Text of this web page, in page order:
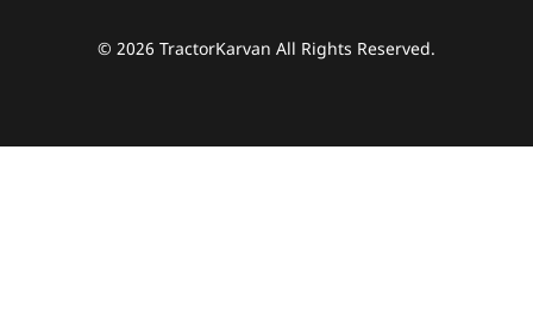
© 2026 TractorKarvan All Rights Reserved.